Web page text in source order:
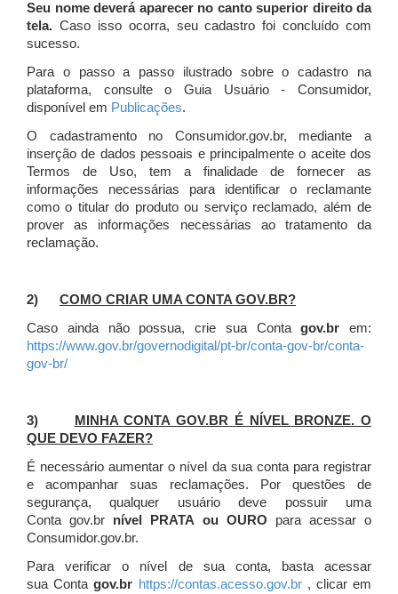
Seu nome deverá aparecer no canto superior direito da
tela. Caso isso ocorra, seu cadastro foi concluído com
sucesso.
Para o passo a passo ilustrado sobre o cadastro na
plataforma, consulte o Guia Usuário - Consumidor,
disponível em Publicações.
O cadastramento no Consumidor.gov.br, mediante a
inserção de dados pessoais e principalmente o aceite dos
Termos de Uso, tem a finalidade de fornecer as
informações necessárias para identificar o reclamante
como o titular do produto ou serviço reclamado, além de
prover as informações necessárias ao tratamento da
reclamação.
2) COMO CRIAR UMA CONTA GOV.BR?
Caso ainda não possua, crie sua Contagov.br em:
https://www.gov.br/governodigital/pt-br/conta-gov-br/conta-
gov-br/
3)
MINHA CONTA GOV.BR É NÍVEL BRONZE. O
QUE DEVO FAZER?
É necessário aumentar o nível da sua conta para registrar
e acompanhar suas reclamações. Por questões de
segurança, qualquer usuário deve possuir uma
Conta gov.br nível PRATA ou OURO para acessar o
Consumidor.gov.br.
Para verificar o nível de sua conta, basta acessar
sua Contagov.br https://contas.acesso.gov.br, clicar em